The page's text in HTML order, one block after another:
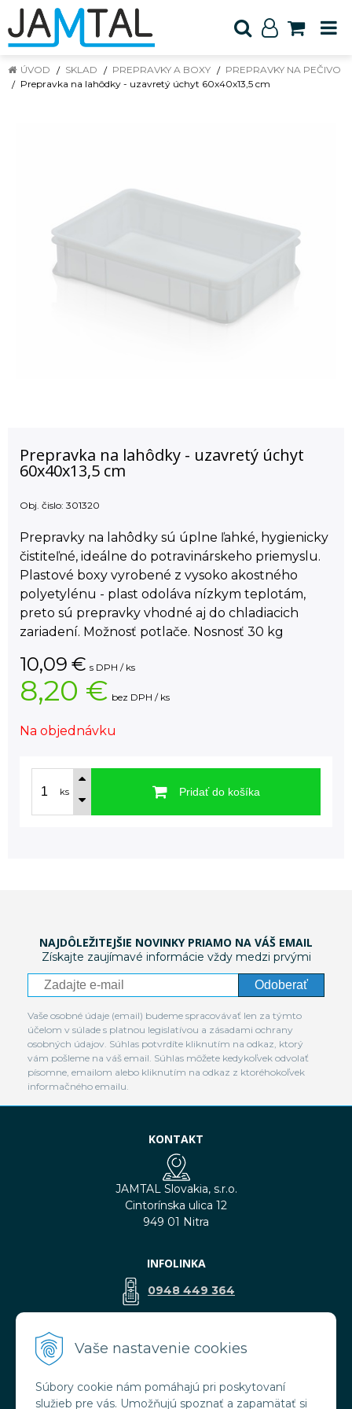
Vaše nastavenie cookies
Súbory cookie nám pomáhajú pri poskytovaní
služieb pre vás. Umožňujú spoznať a zapamätať si
ÚVOD SKLAD PREPRAVKY A BOXY
PREPRAVKY NA PEČIVO
Prepravka na lahôdky - uzavretý úchyt 60x40x13,5 cm
Prepravka na lahôdky - uzavretý úchyt
60x40x13,5 cm
Obj. čislo: 301320
Prepravky na lahôdky sú úplne ľahké, hygienicky
čistiteľné, ideálne do potravinárskeho priemyslu.
Plastové boxy vyrobené z vysoko akostného
polyetylénu - plast odoláva nízkym teplotám,
preto sú prepravky vhodné aj do chladiacich
zariadení. Možnosť potlače. Nosnosť 30 kg
10,09 € s DPH / ks
8,20 € bez DPH / ks
Na objednávku
ks Pridať do košíka
NAJDÔLEŽITEJŠIE NOVINKY PRIAMO NA VÁŠ EMAIL
Získajte zaujímavé informácie vždy medzi prvými
Odoberať
Vaše osobné údaje (email) budeme spracovávať len za týmto
účelom v súlade s platnou legislatívou a zásadami ochrany
osobných údajov. Súhlas potvrdíte kliknutím na odkaz, ktorý
vám pošleme na váš email. Súhlas môžete kedykoľvek odvolať
písomne, emailom alebo kliknutím na odkaz z ktoréhokoľvek
informačného emailu.
KONTAKT
JAMTAL Slovakia, s.r.o.
Cintorínska ulica 12
949 01 Nitra
INFOLINKA
0948 449 364
VŠETKO O NÁKUPE